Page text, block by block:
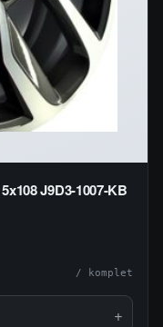
J9D3-1007-KB
/ komplet
+